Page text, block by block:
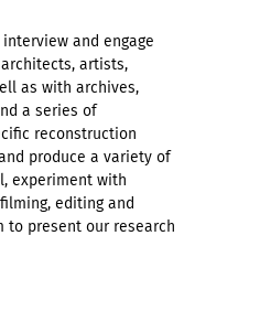
and engage
artists,
as with archives,
a series of
reconstruction
produce a variety of
experiment with
editing and
to present our research